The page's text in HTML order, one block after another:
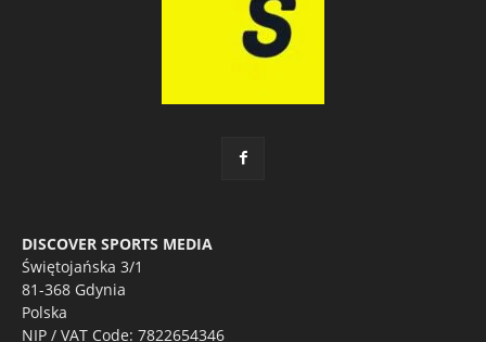
DISCOVER SPORTS MEDIA
Świętojańska 3/1
81-368 Gdynia
Polska
NIP / VAT Code: 7822654346